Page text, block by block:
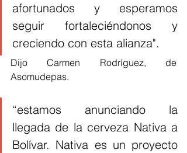
afortunados y esperamos
seguir fortaleciéndonos y
creciendo con esta alianza".
Dijo Carmen Rodríguez, de
Asomudepas.
“estamos anunciando la
llegada de la cerveza Nativa a
Bolívar. Nativa es un proyecto